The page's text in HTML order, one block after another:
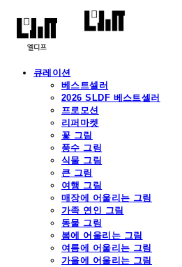
큐레이션
베스트셀러
2026 SLDF 베스트셀러
프로모션
리퍼마켓
꽃 그림
풍수 그림
식물 그림
큰 그림
여행 그림
매장에 어울리는 그림
가족 연인 그림
동물 그림
봄에 어울리는 그림
여름에 어울리는 그림
가을에 어울리는 그림